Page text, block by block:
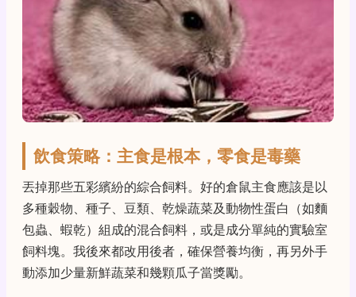
飲食策略：主食是根本，零食是毒藥
丟掉那些五彩繽紛的綜合飼料。好的倉鼠主食應該是以
多種穀物、種子、豆類、乾燥蔬菜及動物性蛋白（如麵
包蟲、蝦乾）組成的混合飼料，或是成分單純的實驗室
飼料塊。我後來都改用後者，確保營養均衡，再另外手
動添加少量新鮮蔬菜和幾顆瓜子當獎勵。